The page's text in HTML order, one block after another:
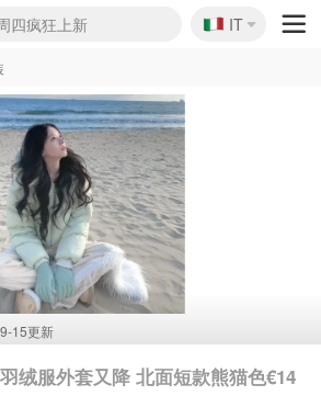
开抢！
四疯狂上新
独家85折
闪促！每日更新
🇮🇹
IT
15更新
绒服外套又降 北面短款熊猫色€14